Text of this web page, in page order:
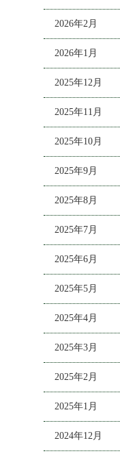
2026年2月
2026年1月
2025年12月
2025年11月
2025年10月
2025年9月
2025年8月
2025年7月
2025年6月
2025年5月
2025年4月
2025年3月
2025年2月
2025年1月
2024年12月